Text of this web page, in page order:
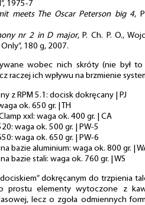
1975-7
meets The Oscar Peterson big 4,
nr 2 in D major, P. Ch. P. O.,
Only”, 180 g, 2007.
wobec nich skróty (nie był
raczej ich wpływu na brzmienie
z RPM 5.1: docisk dokręcany | PJ
ok. 650 gr. | TH
xxl: waga ok. 400 gr. | CA
waga ok. 500 gr. | PW-5
waga ok. 650 gr. | PW-6
bazie aluminium: waga ok. 800 gr. |
bazie stali: waga ok. 760 gr. | WS
dokręcanym do trzpienia
elementy wytoczone z
lecz o zgoła odmiennych